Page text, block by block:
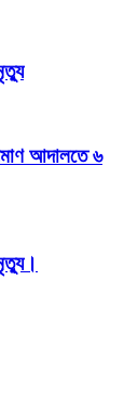
আদালতে ৬